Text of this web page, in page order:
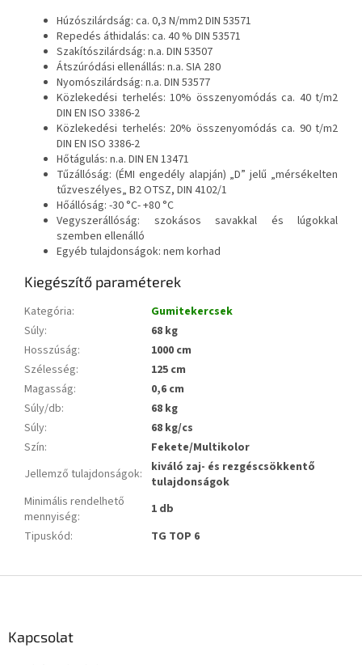
Húzószilárdság: ca. 0,3 N/mm2 DIN 53571
Repedés áthidalás: ca. 40 % DIN 53571
Szakítószilárdság: n.a. DIN 53507
Átszúródási ellenállás: n.a. SIA 280
Nyomószilárdság: n.a. DIN 53577
Közlekedési terhelés: 10% összenyomódás ca. 40 t/m2
DIN EN ISO 3386-2
Közlekedési terhelés: 20% összenyomódás ca. 90 t/m2
DIN EN ISO 3386-2
Hőtágulás: n.a. DIN EN 13471
Tűzállóság: (ÉMI engedély alapján) „D” jelű „mérsékelten
tűzveszélyes„ B2 OTSZ, DIN 4102/1
Hőállóság: -30 °C- +80 °C
Vegyszerállóság: szokásos savakkal és lúgokkal
szemben ellenálló
Egyéb tulajdonságok: nem korhad
Kiegészítő paraméterek
Kategória:
Gumitekercsek
Súly:
68 kg
Hosszúság:
1000 cm
Szélesség:
125 cm
Magasság:
0,6 cm
Súly/db:
68 kg
Súly:
68 kg/cs
Szín:
Fekete/Multikolor
Jellemző tulajdonságok:
kiváló zaj- és rezgéscsökkentő
tulajdonságok
Minimális rendelhető
mennyiség:
1 db
Tipuskód: TG TOP 6
Kapcsolat